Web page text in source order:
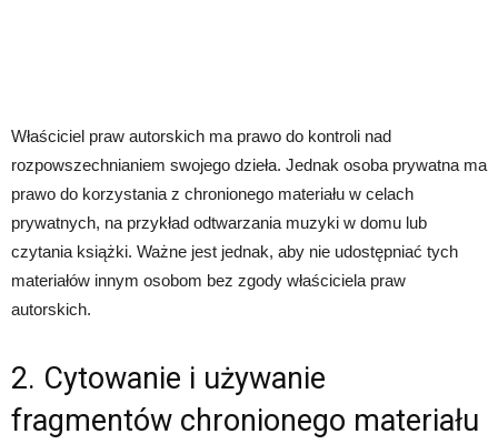
Właściciel praw autorskich ma prawo do kontroli nad
rozpowszechnianiem swojego dzieła. Jednak osoba prywatna ma
prawo do korzystania z chronionego materiału w celach
prywatnych, na przykład odtwarzania muzyki w domu lub
czytania książki. Ważne jest jednak, aby nie udostępniać tych
materiałów innym osobom bez zgody właściciela praw
autorskich.
2. Cytowanie i używanie
fragmentów chronionego materiału